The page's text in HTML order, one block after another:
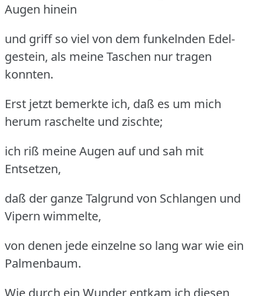
Augen hinein
und griff so viel von dem funkelnden Edel-
gestein, als meine Taschen nur tragen
konnten.
Erst jetzt bemerkte ich, daß es um mich
herum raschelte und zischte;
ich riß meine Augen auf und sah mit
Entsetzen,
daß der ganze Talgrund von Schlangen und
Vipern wimmelte,
von denen jede einzelne so lang war wie ein
Palmenbaum.
Wie durch ein Wunder entkam ich diesen